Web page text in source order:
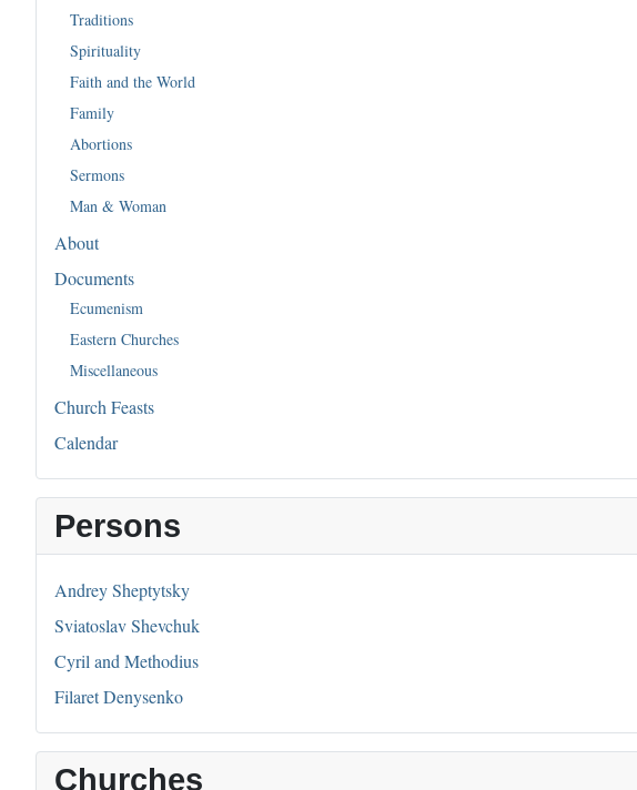
Traditions
Spirituality
Faith and the World
Family
Abortions
Sermons
Man & Woman
About
Documents
Ecumenism
Eastern Churches
Miscellaneous
Church Feasts
Calendar
Persons
Andrey Sheptytsky
Sviatoslav Shevchuk
Cyril and Methodius
Filaret Denysenko
Churches